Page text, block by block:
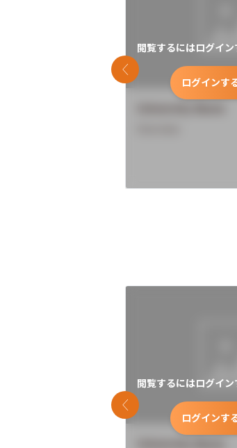
閲覧するにはログイン
ログインす
前のスライド
閲覧するにはログイン
ログインす
前のスライド